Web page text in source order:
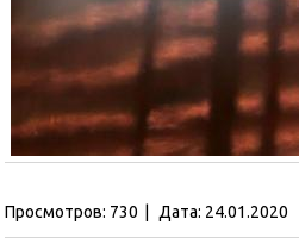
Просмотров: 730 Дата: 24.01.2020